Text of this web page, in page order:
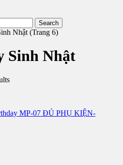
Nhật (Trang 6)
Sinh Nhật
MP-07 ĐỦ PHỤ KIỆN-